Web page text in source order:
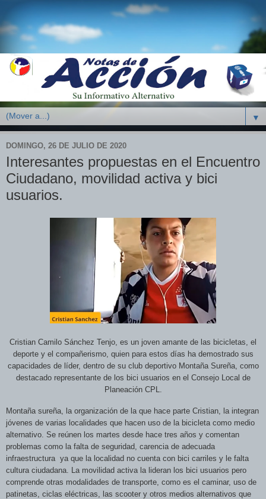
▼
DOMINGO, 26 DE JULIO DE 2020
Interesantes propuestas en el Encuentro
Ciudadano, movilidad activa y bici
usuarios.
Cristian Camilo Sánchez Tenjo, es un joven amante de las bicicletas, el
deporte y el compañerismo, quien para estos días ha demostrado sus
capacidades de líder, dentro de su club deportivo Montaña Sureña, como
destacado representante de los bici usuarios en el Consejo Local de
Planeación CPL.
Montaña sureña, la organización de la que hace parte Cristian, la integran
jóvenes de varias localidades que hacen uso de la bicicleta como medio
alternativo. Se reúnen los martes desde hace tres años y comentan
problemas como la falta de seguridad, carencia de adecuada
infraestructura ya que la localidad no cuenta con bici carriles y le falta
cultura ciudadana. La movilidad activa la lideran los bici usuarios pero
comprende otras modalidades de transporte, como es el caminar, uso de
patinetas, ciclas eléctricas, las scooter y otros medios alternativos que